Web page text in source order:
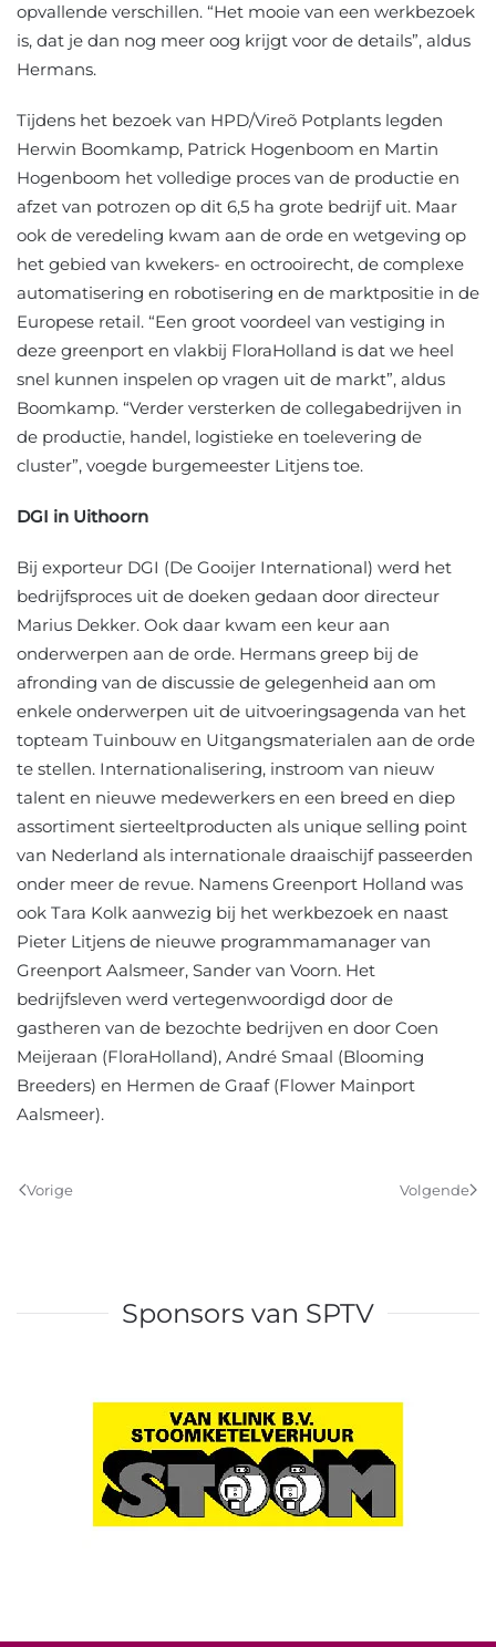
opvallende verschillen. “Het mooie van een werkbezoek
is, dat je dan nog meer oog krijgt voor de details”, aldus
Hermans.
Tijdens het bezoek van HPD/Vireõ Potplants legden
Herwin Boomkamp, Patrick Hogenboom en Martin
Hogenboom het volledige proces van de productie en
afzet van potrozen op dit 6,5 ha grote bedrijf uit. Maar
ook de veredeling kwam aan de orde en wetgeving op
het gebied van kwekers- en octrooirecht, de complexe
automatisering en robotisering en de marktpositie in de
Europese retail. “Een groot voordeel van vestiging in
deze greenport en vlakbij FloraHolland is dat we heel
snel kunnen inspelen op vragen uit de markt”, aldus
Boomkamp. “Verder versterken de collegabedrijven in
de productie, handel, logistieke en toelevering de
cluster”, voegde burgemeester Litjens toe.
DGI in Uithoorn
Bij exporteur DGI (De Gooijer International) werd het
bedrijfsproces uit de doeken gedaan door directeur
Marius Dekker. Ook daar kwam een keur aan
onderwerpen aan de orde. Hermans greep bij de
afronding van de discussie de gelegenheid aan om
enkele onderwerpen uit de uitvoeringsagenda van het
topteam Tuinbouw en Uitgangsmaterialen aan de orde
te stellen. Internationalisering, instroom van nieuw
talent en nieuwe medewerkers en een breed en diep
assortiment sierteeltproducten als unique selling point
van Nederland als internationale draaischijf passeerden
onder meer de revue. Namens Greenport Holland was
ook Tara Kolk aanwezig bij het werkbezoek en naast
Pieter Litjens de nieuwe programmamanager van
Greenport Aalsmeer, Sander van Voorn. Het
bedrijfsleven werd vertegenwoordigd door de
gastheren van de bezochte bedrijven en door Coen
Meijeraan (FloraHolland), André Smaal (Blooming
Breeders) en Hermen de Graaf (Flower Mainport
Aalsmeer).
Vorige Volgende
Sponsors van SPTV